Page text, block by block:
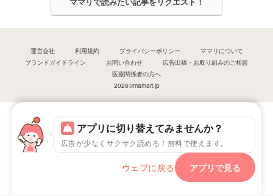
アプリに切り替えてみませんか？
広告が少なくサクサク読める！無料で使えます。
ウェブに戻る アプリで見る
運営会社 利用規約 プライバシーポリシー
ママリについて
ブランドガイドライン
お問い合わせ
広告出稿・お取り組みのご相談
医療関係者の方へ
2026©mamari.jp